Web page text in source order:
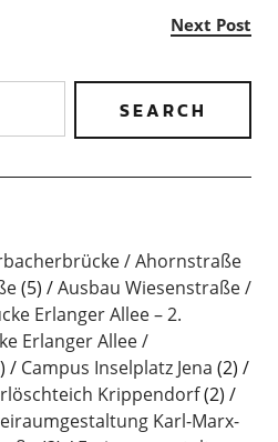
Next Post
/ Ahornstraße
(5)
Ausbau Wiesenstraße /
Erlanger Allee – 2.
Erlanger Allee /
Campus Inselplatz Jena (2)
Krippendorf(2)
Karl-Marx-